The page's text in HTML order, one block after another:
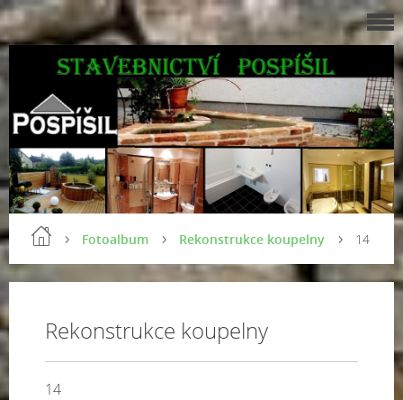
Fotoalbum Rekonstrukce koupelny 14
Rekonstrukce koupelny
14